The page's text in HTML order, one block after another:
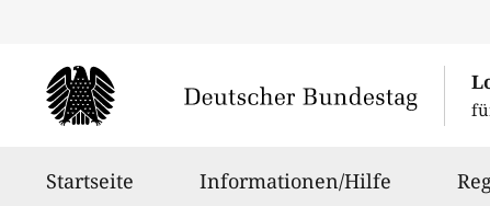
Startseite Informationen/Hilfe